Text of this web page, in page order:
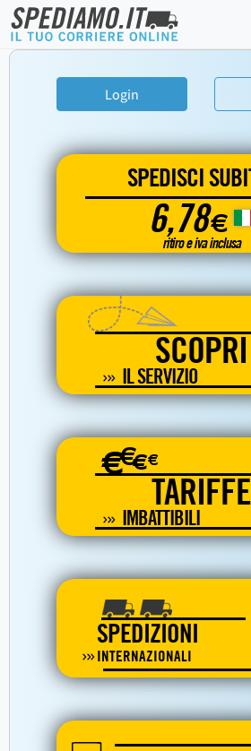
Login
SPEDISCI
6,78€
ritiro e iva inclusa
SCOPRI
IL SERVIZIO
€€€€
TARIFFE
IMBATTIBILI
SPEDIZIONI
INTERNAZIONALI